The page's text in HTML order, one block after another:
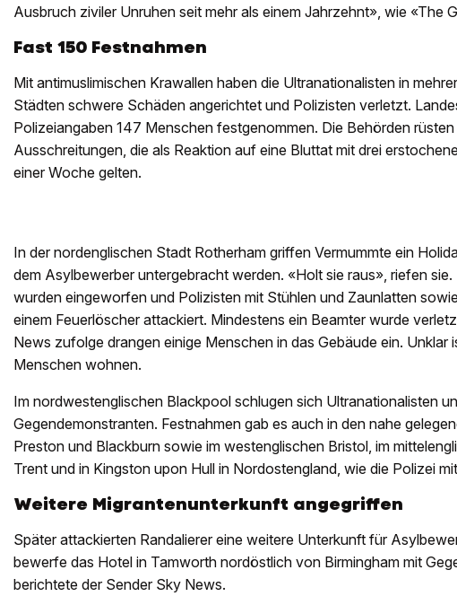
Ausbruch ziviler Unruhen seit mehr als einem Jahrzehnt», wie «The
Fast 150 Festnahmen
Mit antimuslimischen Krawallen haben die Ultranationalisten in
Städten schwere Schäden angerichtet und Polizisten verletzt.
Polizeiangaben 147 Menschen festgenommen. Die Behörden
Ausschreitungen, die als Reaktion auf eine Bluttat mit drei
einer Woche gelten.
In der nordenglischen Stadt Rotherham griffen Vermummte ein
dem Asylbewerber untergebracht werden. «Holt sie raus», riefen sie.
wurden eingeworfen und Polizisten mit Stühlen und Zaunlatten
einem Feuerlöscher attackiert. Mindestens ein Beamter wurde
News zufolge drangen einige Menschen in das Gebäude ein. Unklar
Menschen wohnen.
Im nordwestenglischen Blackpool schlugen sich Ultranationalisten
Gegendemonstranten. Festnahmen gab es auch in den nahe
Preston und Blackburn sowie im westenglischen Bristol, im
Trent und in Kingston upon Hull in Nordostengland, wie die Polizei
Weitere Migrantenunterkunft angegriffen
Später attackierten Randalierer eine weitere Unterkunft für
bewerfe das Hotel in Tamworth nordöstlich von Birmingham mit
berichtete der Sender Sky News.